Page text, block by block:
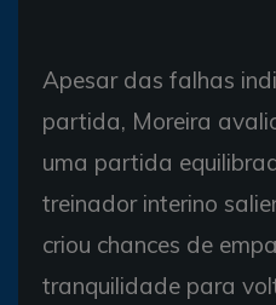
Apesar das falhas
partida, Moreira
uma partida
treinador interino
criou chances de
tranquilidade para